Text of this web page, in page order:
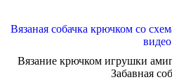
Вязаная собачка крючком со
видео
Вязание крючком игрушки
Забавная